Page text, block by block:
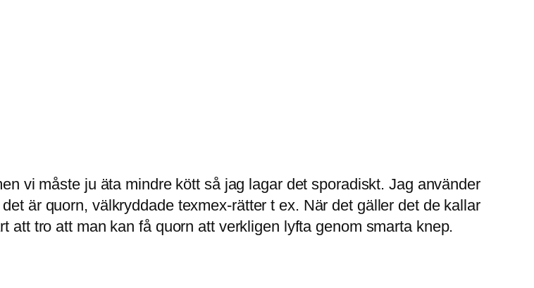
vi måste ju äta mindre kött så jag lagar det sporadiskt. Jag använder
är quorn, välkryddade texmex-rätter t ex. När det gäller det de kallar
att tro att man kan få quorn att verkligen lyfta genom smarta knep.